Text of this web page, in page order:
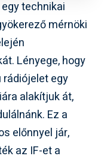
technikai
mérnöki
Lényege, hogy
egy
alakítjuk át,
Ez a
előnnyel jár,
az IF-et a